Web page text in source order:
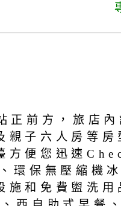
前方，旅店
親子六人房等
方便您迅速
環保無壓縮機
施和免費盥洗